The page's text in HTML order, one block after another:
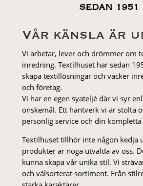
SEDAN 1951
Vår känsla är
Vi arbetar, lever och drömmer om
inredning. Textilhuset har sedan
skapa textillösningar och vacker
och företag.
Vi har en egen syateljé där vi syr
önskemål. Ett hantverk vi är stolta
personlig service och din
Textilhuset tillhör inte någon kedja
produkter är noga utvalda av oss.
kunna skapa vår unika stil. Vi
och välsorterat sor­ti­ment. Från